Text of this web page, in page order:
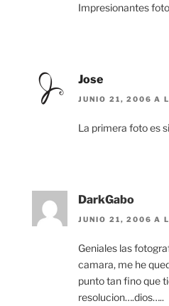
Impresionantes
Jose
JUNIO 21, 2006 A
La primera foto es
DarkGabo
JUNIO 21, 2006 A
Geniales las
camara, me he
punto tan fino que
resolucion….dios…..